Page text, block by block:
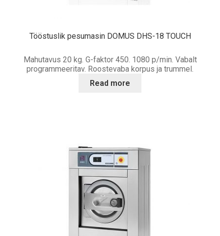
Tööstuslik pesumasin DOMUS DHS-18 TOUCH
Mahutavus 20 kg. G-faktor 450. 1080 p/min. Vabalt
programmeeritav. Roostevaba korpus ja trummel.
Read more